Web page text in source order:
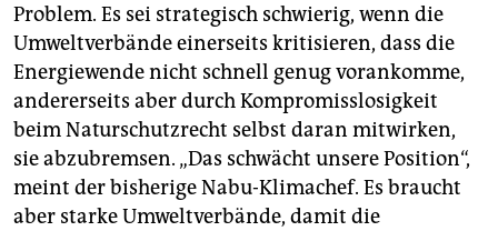
Problem. Es sei strategisch schwierig, wenn die
Umweltverbände einerseits kritisieren, dass die
Energiewende nicht schnell genug vorankomme,
andererseits aber durch Kompromisslosigkeit
beim Naturschutzrecht selbst daran mitwirken,
sie abzubremsen. „Das schwächt unsere Position“,
meint der bisherige Nabu-Klimachef. Es braucht
aber starke Umweltverbände, damit die